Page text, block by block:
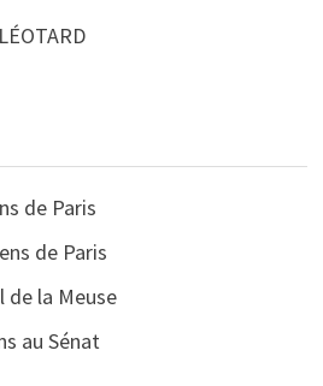
de Paris
de Paris
de la Meuse
au Sénat